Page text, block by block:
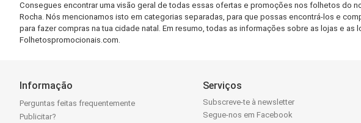
Consegues encontrar uma visão geral de todas essas ofertas e promoções nos folhetos do
Rocha. Nós mencionamos isto em categorias separadas, para que possas encontrá-los e
para fazer compras na tua cidade natal. Em resumo, todas as informações sobre as lojas e
Folhetospromocionais.com.
Informação
Perguntas feitas frequentemente
Publicitar?
Serviços
Subscreve-te à newsletter
Segue-nos em Facebook